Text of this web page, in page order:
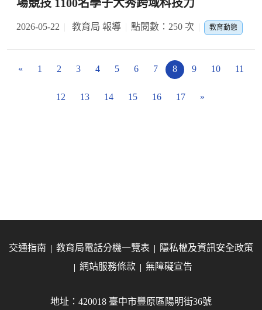
場競技 1100名學子大秀跨域科技力
2026-05-22 教育局 報導 點閱數：250 次 教育動態
« 1 2 3 4 5 6 7 8 9 10 11
12 13 14 15 16 17 »
交通指南 教育局電話分機一覽表
隱私權及資訊安全政策
網站服務條款
無障礙宣告
地址：420018 臺中市豐原區陽明街36號